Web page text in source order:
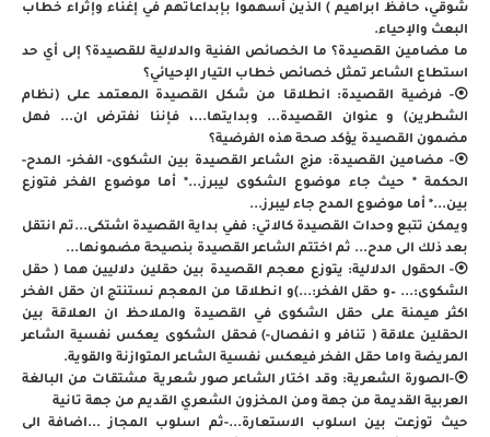
شوقي، حافظ ابراهيم ) الذين أسهموا بإبداعاتهم في إغناء وإثراء خطاب
البعث والإحياء.
ما مضامين القصيدة؟ ما الخصائص الفنية والدلالية للقصيدة؟ إلى أي حد
استطاع الشاعر تمثل خصائص خطاب التيار الإحيائي؟
⦿- فرضية القصيدة: انطلاقا من شكل القصيدة المعتمد على (نظام
الشطرين) و عنوان القصيدة... وبدايتها...، فإننا نفترض ان... فهل
مضمون القصيدة يؤكد صحة هذه الفرضية؟
⦿- مضامين القصيدة: مزج الشاعر القصيدة بين الشكوى- الفخر- المدح-
الحكمة * حيث جاء موضوع الشكوى ليبرز...* أما موضوع الفخر فتوزع
بين...* أما موضوع المدح جاء ليبرز...
ويمكن تتبع وحدات القصيدة كالاتي: ففي بداية القصيدة اشتكى...تم انتقل
بعد ذلك الى مدح... ثم اختتم الشاعر القصيدة بنصيحة مضمونها...
⦿- الحقول الدلالية: يتوزع معجم القصيدة بين حقلين دلاليين هما ( حقل
الشكوى:... –و حقل الفخر:...)و انطلاقا من المعجم نستنتج ان حقل الفخر
اكثر هيمنة على حقل الشكوى في القصيدة والملاحظ ان العلاقة بين
الحقلين علاقة ( تنافر و انفصال-) فحقل الشكوى يعكس نفسية الشاعر
المريضة واما حقل الفخر فيعكس نفسية الشاعر المتوازنة والقوية.
⦿-الصورة الشعرية: وقد اختار الشاعر صور شعرية مشتقات من البالغة
العربية القديمة من جهة ومن المخزون الشعري القديم من جهة تانية
حيث توزعت بين اسلوب الاستعارة...-ثم اسلوب المجاز ...اضافة الى